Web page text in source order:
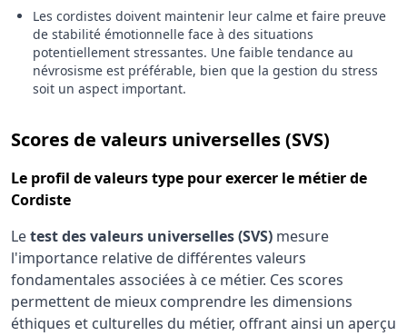
Les cordistes doivent maintenir leur calme et faire preuve
de stabilité émotionnelle face à des situations
potentiellement stressantes. Une faible tendance au
névrosisme est préférable, bien que la gestion du stress
soit un aspect important.
Scores de valeurs universelles (SVS)
Le profil de valeurs type pour exercer le métier de
Cordiste
Letest des valeurs universelles (SVS) mesure
l'importance relative de différentes valeurs
fondamentales associées à ce métier. Ces scores
permettent de mieux comprendre les dimensions
éthiques et culturelles du métier, offrant ainsi un aperçu